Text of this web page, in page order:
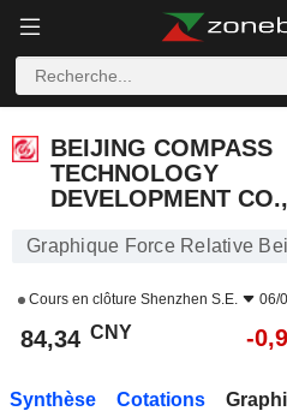
BEIJING COMPASS
TECHNOLOGY
DEVELOPMENT
Graphique Force Relative
Cours en clôture Shenzhen S.E. 06/
84,34 CNY -
Synthèse Cotations